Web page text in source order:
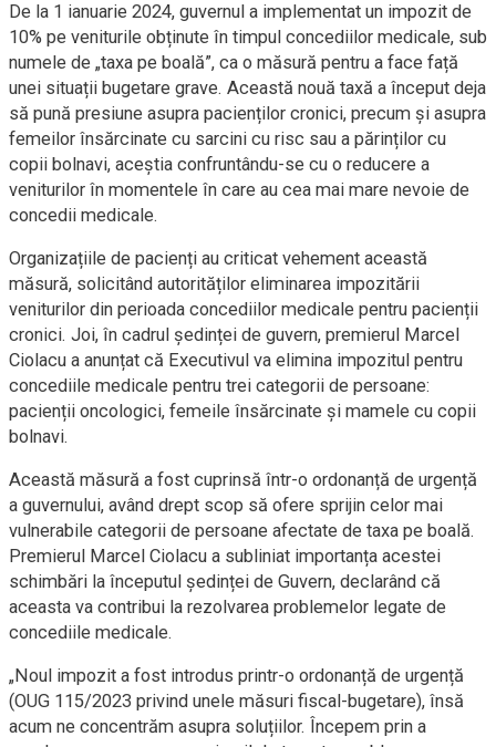
De la 1 ianuarie 2024, guvernul a implementat un impozit de
10% pe veniturile obținute în timpul concediilor medicale, sub
numele de „taxa pe boală”, ca o măsură pentru a face față
unei situații bugetare grave. Această nouă taxă a început deja
să pună presiune asupra pacienților cronici, precum și asupra
femeilor însărcinate cu sarcini cu risc sau a părinților cu
copii bolnavi, aceștia confruntându-se cu o reducere a
veniturilor în momentele în care au cea mai mare nevoie de
concedii medicale.
Organizațiile de pacienți au criticat vehement această
măsură, solicitând autorităților eliminarea impozitării
veniturilor din perioada concediilor medicale pentru pacienții
cronici. Joi, în cadrul ședinței de guvern, premierul Marcel
Ciolacu a anunțat că Executivul va elimina impozitul pentru
concediile medicale pentru trei categorii de persoane:
pacienții oncologici, femeile însărcinate și mamele cu copii
bolnavi.
Această măsură a fost cuprinsă într-o ordonanță de urgență
a guvernului, având drept scop să ofere sprijin celor mai
vulnerabile categorii de persoane afectate de taxa pe boală.
Premierul Marcel Ciolacu a subliniat importanța acestei
schimbări la începutul ședinței de Guvern, declarând că
aceasta va contribui la rezolvarea problemelor legate de
concediile medicale.
„Noul impozit a fost introdus printr-o ordonanță de urgență
(OUG 115/2023 privind unele măsuri fiscal-bugetare), însă
acum ne concentrăm asupra soluțiilor. Începem prin a